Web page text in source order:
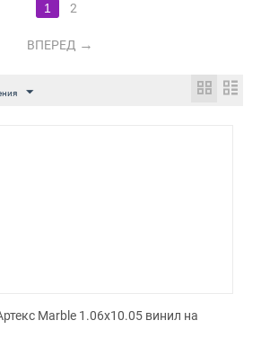
1 2
ВПЕРЕД
Marble 1.06x10.05 винил на